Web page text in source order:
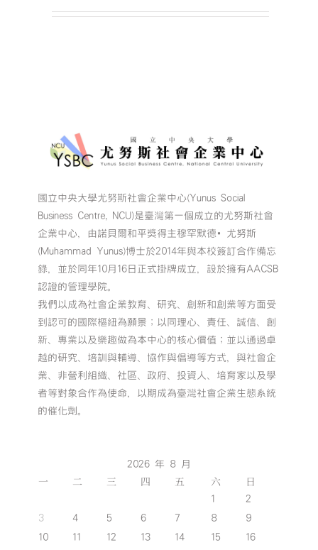
國立中央大學尤努斯社會企業中心(Yunus Social
Business Centre, NCU)是臺灣第一個成立的尤努斯社會
企業中心，由諾貝爾和平獎得主穆罕默德•尤努斯
(Muhammad Yunus)博士於2014年與本校簽訂合作備忘
錄，並於同年10月16日正式掛牌成立，設於擁有AACSB
認證的管理學院。
我們以成為社會企業教育、研究、創新和創業等方面受
到認可的國際樞紐為願景；以同理心、責任、誠信、創
新、專業以及樂趣做為本中心的核心價值；並以通過卓
越的研究、培訓與輔導、協作與倡導等方式，與社會企
業、非營利組織、社區、政府、投資人、培育家以及學
者等對象合作為使命，以期成為臺灣社會企業生態系統
的催化劑。
2026 年 8 月
一 二 三 四 五 六 日
1
2
3
4 5 6 7 8
9
10
11 12 13 14 15
16